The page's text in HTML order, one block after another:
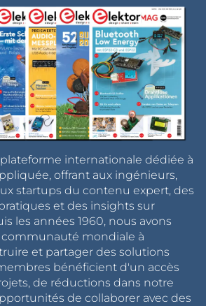
internationale dédiée à
offrant aux ingénieurs,
startups du contenu expert, des
et des insights sur
les années 1960, nous avons
mondiale à
et partager des solutions
bénéficient d'un accès
de réductions dans notre
de collaborer avec des